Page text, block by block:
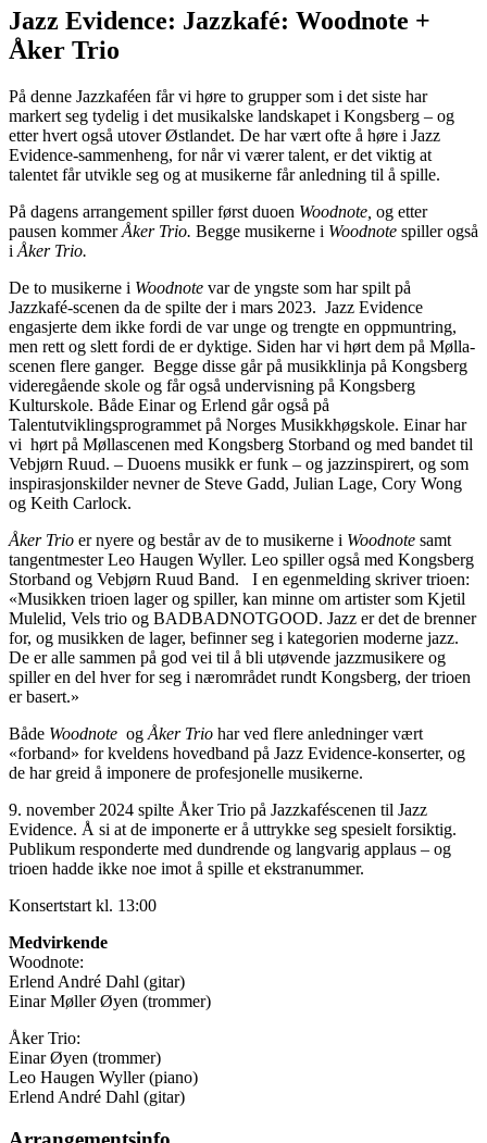
Jazz Evidence: Jazzkafé: Woodnote +
Åker Trio
På denne Jazzkaféen får vi høre to grupper som i det siste har
markert seg tydelig i det musikalske landskapet i Kongsberg – og
etter hvert også utover Østlandet. De har vært ofte å høre i Jazz
Evidence-sammenheng, for når vi værer talent, er det viktig at
talentet får utvikle seg og at musikerne får anledning til å spille.
På dagens arrangement spiller først duoen Woodnote, og etter
pausen kommerÅker Trio. Begge musikerne i Woodnote spiller også
i Åker Trio.
De to musikerne i Woodnote var de yngste som har spilt på
Jazzkafé-scenen da de spilte der i mars 2023. Jazz Evidence
engasjerte dem ikke fordi de var unge og trengte en oppmuntring,
men rett og slett fordi de er dyktige. Siden har vi hørt dem på Mølla-
scenen flere ganger. Begge disse går på musikklinja på Kongsberg
videregående skole og får også undervisning på Kongsberg
Kulturskole. Både Einar og Erlend går også på
Talentutviklingsprogrammet på Norges Musikkhøgskole. Einar har
vi hørt på Møllascenen med Kongsberg Storband og med bandet til
Vebjørn Ruud. – Duoens musikk er funk – og jazzinspirert, og som
inspirasjonskilder nevner de Steve Gadd, Julian Lage, Cory Wong
og Keith Carlock.
Åker Trio er nyere og består av de to musikerne i Woodnote samt
tangentmester Leo Haugen Wyller. Leo spiller også med Kongsberg
Storband og Vebjørn Ruud Band. I en egenmelding skriver trioen:
«Musikken trioen lager og spiller, kan minne om artister som Kjetil
Mulelid, Vels trio og BADBADNOTGOOD. Jazz er det de brenner
for, og musikken de lager, befinner seg i kategorien moderne jazz.
De er alle sammen på god vei til å bli utøvende jazzmusikere og
spiller en del hver for seg i nærområdet rundt Kongsberg, der trioen
er basert.»
Både Woodnote og Åker Trio har ved flere anledninger vært
«forband» for kveldens hovedband på Jazz Evidence-konserter, og
de har greid å imponere de profesjonelle musikerne.
9. november 2024 spilte Åker Trio på Jazzkaféscenen til Jazz
Evidence. Å si at de imponerte er å uttrykke seg spesielt forsiktig.
Publikum responderte med dundrende og langvarig applaus – og
trioen hadde ikke noe imot å spille et ekstranummer.
Konsertstart kl. 13:00
Medvirkende
Woodnote:
Erlend André Dahl (gitar)
Einar Møller Øyen (trommer)
Åker Trio:
Einar Øyen (trommer)
Leo Haugen Wyller (piano)
Erlend André Dahl (gitar)